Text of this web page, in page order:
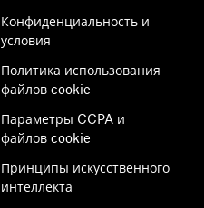
Конфиденциальность и
условия
Политика использования
файлов cookie
Параметры CCPA и
файлов cookie
Принципы искусственного
интеллекта